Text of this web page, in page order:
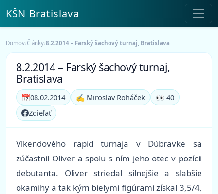
KŠN Bratislava
Domov›Články›8.2.2014 – Farský šachový turnaj, Bratislava
8.2.2014 – Farský šachový turnaj,
Bratislava
📅08.02.2014 ✍️ Miroslav Roháček
👀 40
Zdieľať
Víkendového rapid turnaja v Dúbravke sa
zúčastnil Oliver a spolu s ním jeho otec v pozícii
debutanta. Oliver striedal silnejšie a slabšie
okamihy a tak kým bielymi figúrami získal 3,5/4,